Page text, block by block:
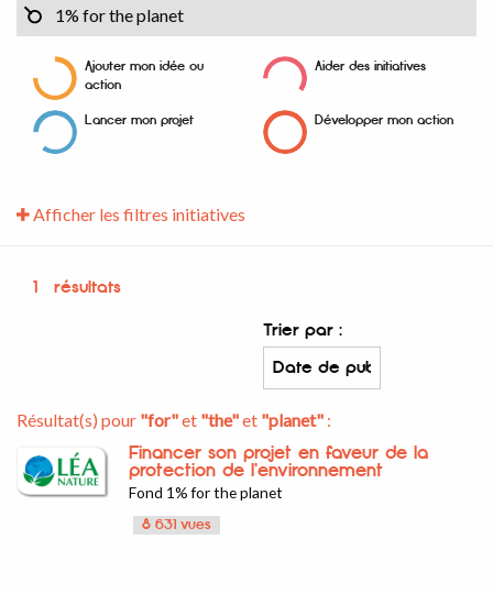
Ajouter mon idée ou
action
Aider des initiatives
Lancer mon projet Développer mon action
Afficher les filtres initiatives
1 résultats
Trier par :
Résultat(s) pour "for"et "the"et "planet" :
Financer son projet en faveur de la
protection de l'environnement
Fond 1% for the planet
8 631 vues